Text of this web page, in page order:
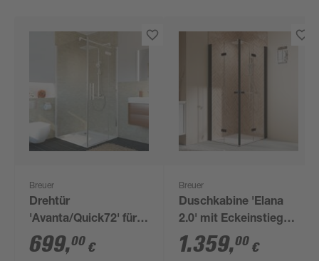
Breuer
Drehtür
'Avanta/Quick72' für
Seitenwand, Klarglas
beschichtet, rechts,
699,00 €
Breuer
Duschkabine 'Elana
2.0' mit Eckeinstieg
mattschwarz 100 x
100 x 200 cm
1.359,00 €